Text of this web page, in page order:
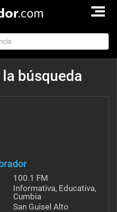
TOGGLE
búsqueda
100.1 FM
Informativa, Educativa,
Cumbia
San Guisel Alto